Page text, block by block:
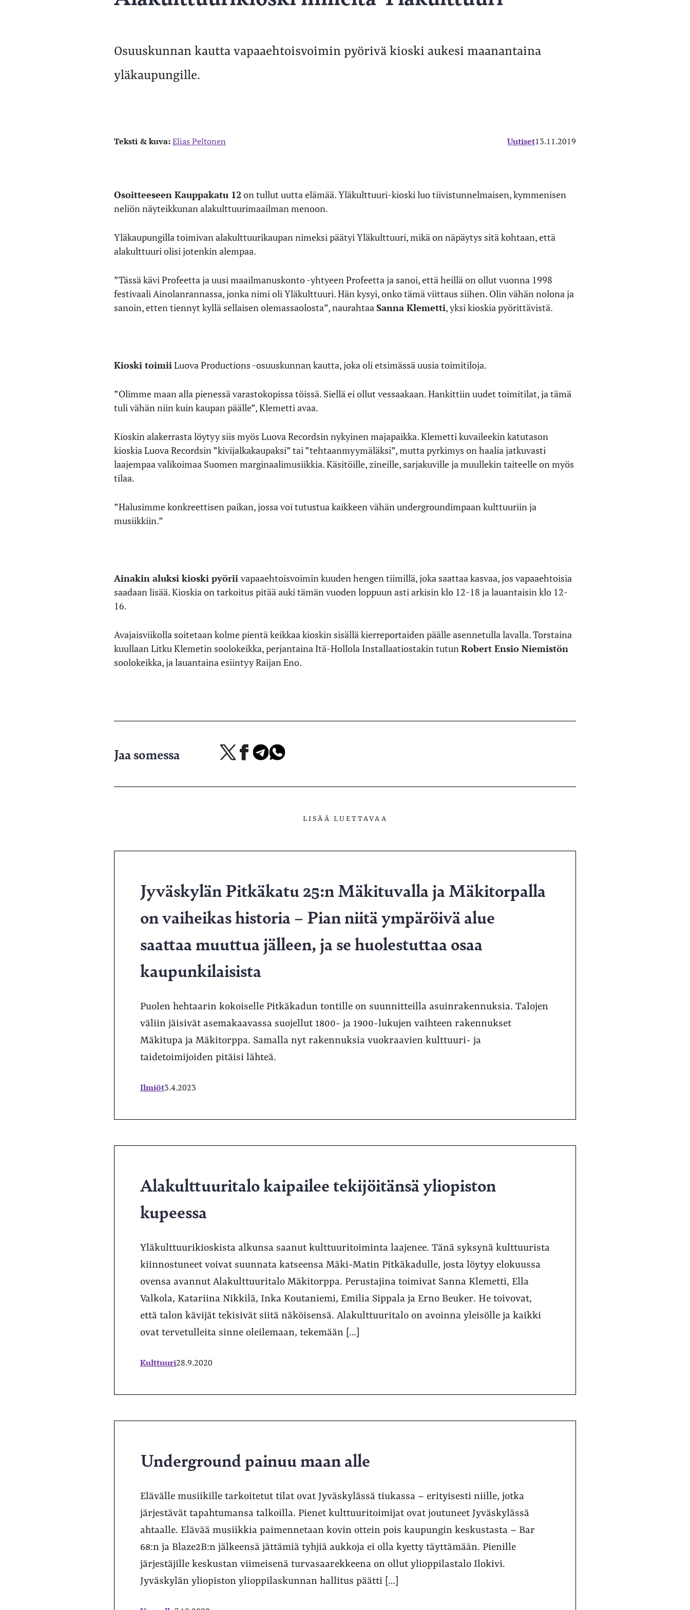
Osuuskunnan kautta vapaaehtoisvoimin pyörivä kioski aukesi maanantaina
yläkaupungille.
Teksti & kuva:Elias Peltonen Uutiset13.11.2019
Osoitteeseen Kauppakatu 12 on tullut uutta elämää. Yläkulttuuri-kioski luo tiivistunnelmaisen, kymmenisen
neliön näyteikkunan alakulttuurimaailman menoon.
Yläkaupungilla toimivan alakulttuurikaupan nimeksi päätyi Yläkulttuuri, mikä on näpäytys sitä kohtaan, että
alakulttuuri olisi jotenkin alempaa.
”Tässä kävi Profeetta ja uusi maailmanuskonto -yhtyeen Profeetta ja sanoi, että heillä on ollut vuonna 1998
festivaali Ainolanrannassa, jonka nimi oli Yläkulttuuri. Hän kysyi, onko tämä viittaus siihen. Olin vähän nolona ja
sanoin, etten tiennyt kyllä sellaisen olemassaolosta”, naurahtaaSanna Klemetti, yksi kioskia pyörittävistä.
Kioski toimiiLuova Productions -osuuskunnan kautta, joka oli etsimässä uusia toimitiloja.
”Olimme maan alla pienessä varastokopissa töissä. Siellä ei ollut vessaakaan. Hankittiin uudet toimitilat, ja tämä
tuli vähän niin kuin kaupan päälle”, Klemetti avaa.
Kioskin alakerrasta löytyy siis myös Luova Recordsin nykyinen majapaikka. Klemetti kuvaileekin katutason
kioskia Luova Recordsin ”kivijalkakaupaksi” tai ”tehtaanmyymäläksi”, mutta pyrkimys on haalia jatkuvasti
laajempaa valikoimaa Suomen marginaalimusiikkia. Käsitöille, zineille, sarjakuville ja muullekin taiteelle on myös
tilaa.
”Halusimme konkreettisen paikan, jossa voi tutustua kaikkeen vähän undergroundimpaan kulttuuriin ja
musiikkiin.”
Ainakin aluksi kioski pyörii vapaaehtoisvoimin kuuden hengen tiimillä, joka saattaa kasvaa, jos vapaaehtoisia
saadaan lisää. Kioskia on tarkoitus pitää auki tämän vuoden loppuun asti arkisin klo 12-18 ja lauantaisin klo 12-
16.
Avajaisviikolla soitetaan kolme pientä keikkaa kioskin sisällä kierreportaiden päälle asennetulla lavalla. Torstaina
kuullaan Litku Klemetin soolokeikka, perjantaina Itä-Hollola Installaatiostakin tutunRobert Ensio Niemistön
soolokeikka, ja lauantaina esiintyy Raijan Eno.
Jaa somessa
Jaa
palvelussa
Jaa Jaa Jaa
LISÄÄ LUETTAVAA
Jyväskylän Pitkäkatu 25:n Mäkituvalla ja Mäkitorpalla
on vaiheikas historia – Pian niitä ympäröivä alue
saattaa muuttua jälleen, ja se huolestuttaa osaa
kaupunkilaisista
Puolen hehtaarin kokoiselle Pitkäkadun tontille on suunnitteilla asuinrakennuksia. Talojen
väliin jäisivät asemakaavassa suojellut 1800- ja 1900-lukujen vaihteen rakennukset
Mäkitupa ja Mäkitorppa. Samalla nyt rakennuksia vuokraavien kulttuuri- ja
taidetoimijoiden pitäisi lähteä.
Ilmiöt3.4.2023
Alakulttuuritalo kaipailee tekijöitänsä yliopiston
kupeessa
Yläkulttuurikioskista alkunsa saanut kulttuuritoiminta laajenee. Tänä syksynä kulttuurista
kiinnostuneet voivat suunnata katseensa Mäki-Matin Pitkäkadulle, josta löytyy elokuussa
ovensa avannut Alakulttuuritalo Mäkitorppa. Perustajina toimivat Sanna Klemetti, Ella
Valkola, Katariina Nikkilä, Inka Koutaniemi, Emilia Sippala ja Erno Beuker. He toivovat,
että talon kävijät tekisivät siitä näköisensä. Alakulttuuritalo on avoinna yleisölle ja kaikki
ovat tervetulleita sinne oleilemaan, tekemään […]
Kulttuuri28.9.2020
Underground painuu maan alle
Elävälle musiikille tarkoitetut tilat ovat Jyväskylässä tiukassa – erityisesti niille, jotka
järjestävät tapahtumansa talkoilla. Pienet kulttuuritoimijat ovat joutuneet Jyväskylässä
ahtaalle. Elävää musiikkia paimennetaan kovin ottein pois kaupungin keskustasta – Bar
68:n ja Blaze2B:n jälkeensä jättämiä tyhjiä aukkoja ei olla kyetty täyttämään. Pienille
järjestäjille keskustan viimeisenä turvasaarekkeena on ollut ylioppilastalo Ilokivi.
Jyväskylän yliopiston ylioppilaskunnan hallitus päätti […]